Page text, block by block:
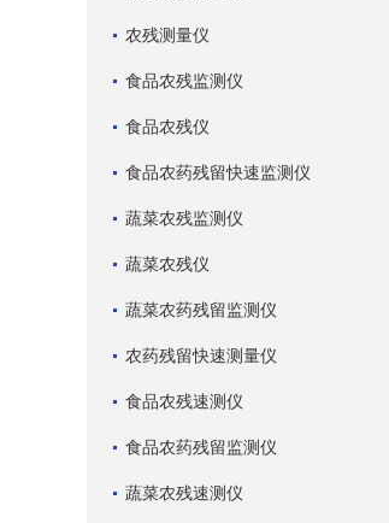
农残测量仪
食品农残监测仪
食品农残仪
食品农药残留快速监测仪
蔬菜农残监测仪
蔬菜农残仪
蔬菜农药残留监测仪
农药残留快速测量仪
食品农残速测仪
食品农药残留监测仪
蔬菜农残速测仪